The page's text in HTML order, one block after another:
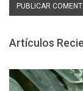
Artículos